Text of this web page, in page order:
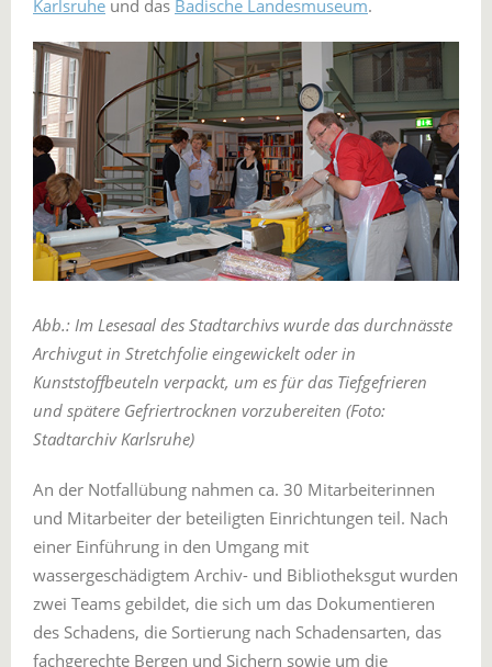
Karlsruhe und das Badische Landesmuseum.
Abb.: Im Lesesaal des Stadtarchivs wurde das durchnässte
Archivgut in Stretchfolie eingewickelt oder in
Kunststoffbeuteln verpackt, um es für das Tiefgefrieren
und spätere Gefriertrocknen vorzubereiten (Foto:
Stadtarchiv Karlsruhe)
An der Notfallübung nahmen ca. 30 Mitarbeiterinnen
und Mitarbeiter der beteiligten Einrichtungen teil. Nach
einer Einführung in den Umgang mit
wassergeschädigtem Archiv- und Bibliotheksgut wurden
zwei Teams gebildet, die sich um das Dokumentieren
des Schadens, die Sortierung nach Schadensarten, das
fachgerechte Bergen und Sichern sowie um die